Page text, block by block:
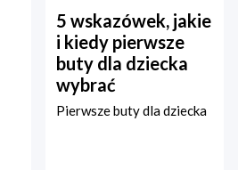
5 wskazówek, jakie
i kiedy pierwsze
buty dla dziecka
wybrać
Pierwsze buty dla dziecka